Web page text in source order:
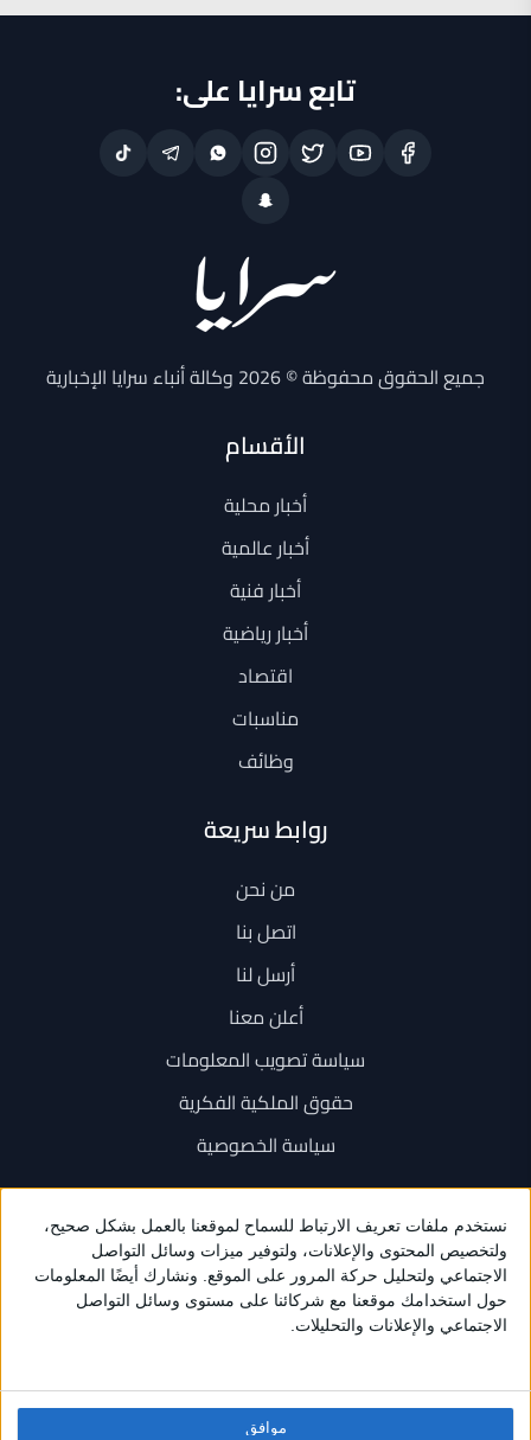
موافق
تابع سرايا على:
جميع الحقوق محفوظة © 2026 وكالة أنباء سرايا الإخبارية
الأقسام
أخبار محلية
أخبار عالمية
أخبار فنية
أخبار رياضية
اقتصاد
مناسبات
وظائف
روابط سريعة
من نحن
اتصل بنا
أرسل لنا
أعلن معنا
سياسة تصويب المعلومات
حقوق الملكية الفكرية
سياسة الخصوصية
اتصل بنا
+962 6 534 1777
+962 79 202 7000